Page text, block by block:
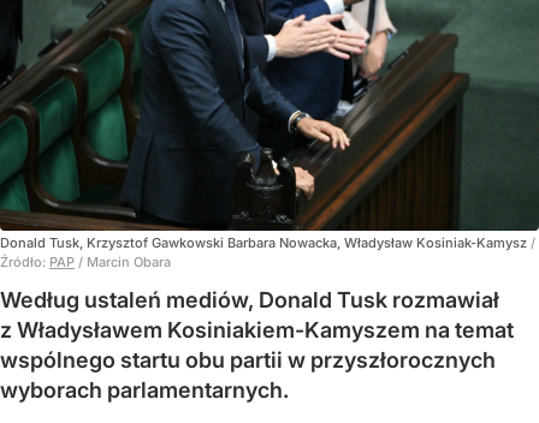
Donald Tusk, Krzysztof Gawkowski Barbara Nowacka, Władysław Kosiniak-Kamysz /
Źródło: PAP / Marcin Obara
Według ustaleń mediów, Donald Tusk rozmawiał
z Władysławem Kosiniakiem-Kamyszem na temat
wspólnego startu obu partii w przyszłorocznych
wyborach parlamentarnych.